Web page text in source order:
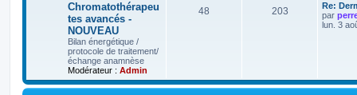
Chromatothérapeu
tes avancés -
NOUVEAU
Bilan énergétique /
protocole de traitement/
échange anamnèse
Modérateur : Admin
48 203
Re:
par
lun. 3